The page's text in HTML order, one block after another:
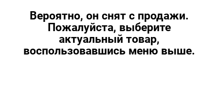
Вероятно, он снят с продажи.
Пожалуйста, выберите
актуальный товар,
воспользовавшись меню выше.